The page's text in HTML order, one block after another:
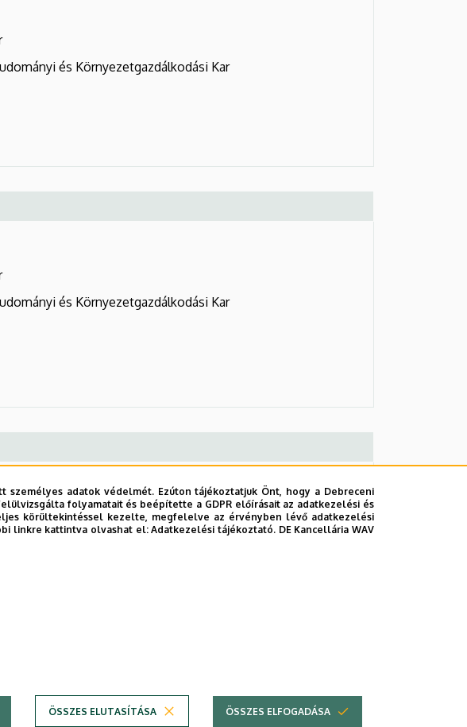
és Környezetgazdálkodási Kar
és Környezetgazdálkodási Kar
adatok védelmét. Ezúton tájékoztatjuk Önt, hogy a Debreceni
folyamatait és beépítette a GDPR előírásait az adatkezelési és
körültekintéssel kezelte, megfelelve az érvényben lévő adatkezelési
linkre kattintva olvashat el:Adatkezelési tájékoztató. DE Kancellária WAV
ÖSSZES ELUTASÍTÁSA ÖSSZES ELFOGADÁSA